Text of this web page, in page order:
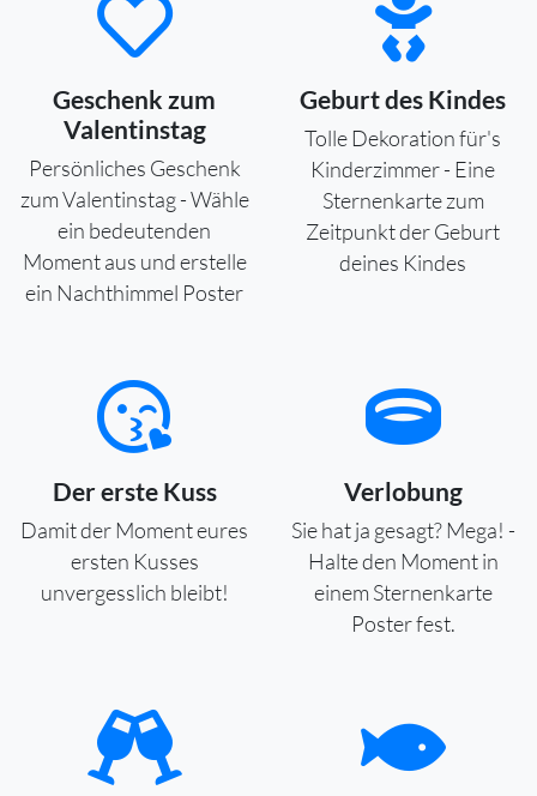
Geschenk zum
Valentinstag
Persönliches Geschenk
zum Valentinstag - Wähle
ein bedeutenden
Moment aus und erstelle
ein Nachthimmel Poster
Geburt des Kindes
Tolle Dekoration für's
Kinderzimmer - Eine
Sternenkarte zum
Zeitpunkt der Geburt
deines Kindes
Der erste Kuss
Damit der Moment eures
ersten Kusses
unvergesslich bleibt!
Verlobung
Sie hat ja gesagt? Mega! -
Halte den Moment in
einem Sternenkarte
Poster fest.